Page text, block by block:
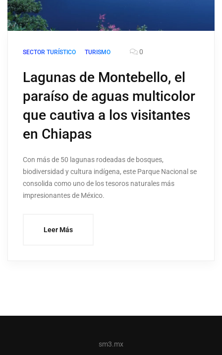
SECTOR TURÍSTICO TURISMO 0
Lagunas de Montebello, el
paraíso de aguas multicolor
que cautiva a los visitantes
en Chiapas
Con más de 50 lagunas rodeadas de bosques,
biodiversidad y cultura indígena, este Parque Nacional se
consolida como uno de los tesoros naturales más
impresionantes de México.
Leer Más
sm3.mx